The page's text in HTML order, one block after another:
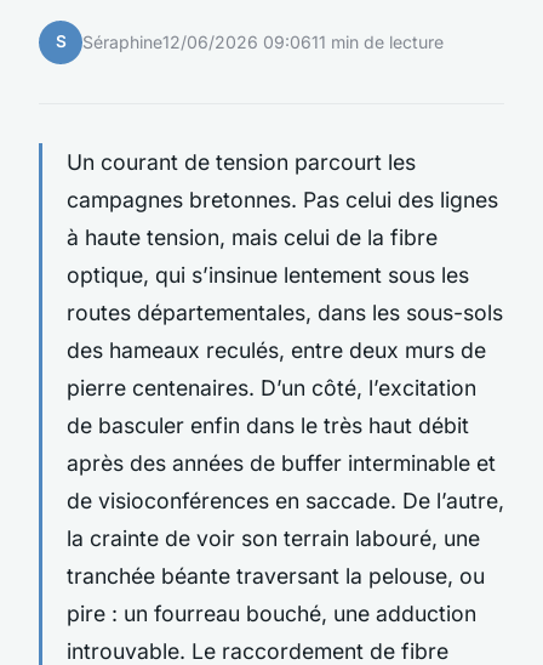
S Séraphine12/06/2026 09:0611 min de lecture
Un courant de tension parcourt les
campagnes bretonnes. Pas celui des lignes
à haute tension, mais celui de la fibre
optique, qui s’insinue lentement sous les
routes départementales, dans les sous-sols
des hameaux reculés, entre deux murs de
pierre centenaires. D’un côté, l’excitation
de basculer enfin dans le très haut débit
après des années de buffer interminable et
de visioconférences en saccade. De l’autre,
la crainte de voir son terrain labouré, une
tranchée béante traversant la pelouse, ou
pire : un fourreau bouché, une adduction
introuvable. Le raccordement de fibre